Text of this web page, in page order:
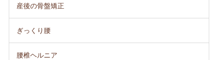
産後の骨盤矯正
ぎっくり腰
腰椎ヘルニア